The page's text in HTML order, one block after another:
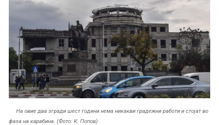
На овие два згради шест години нема никакви градежни работи и стојат во
фаза на карабина. (Фото: К. Попов)